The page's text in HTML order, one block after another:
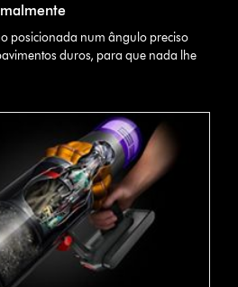
posicionada num ângulo preciso
duros, para que nada lhe